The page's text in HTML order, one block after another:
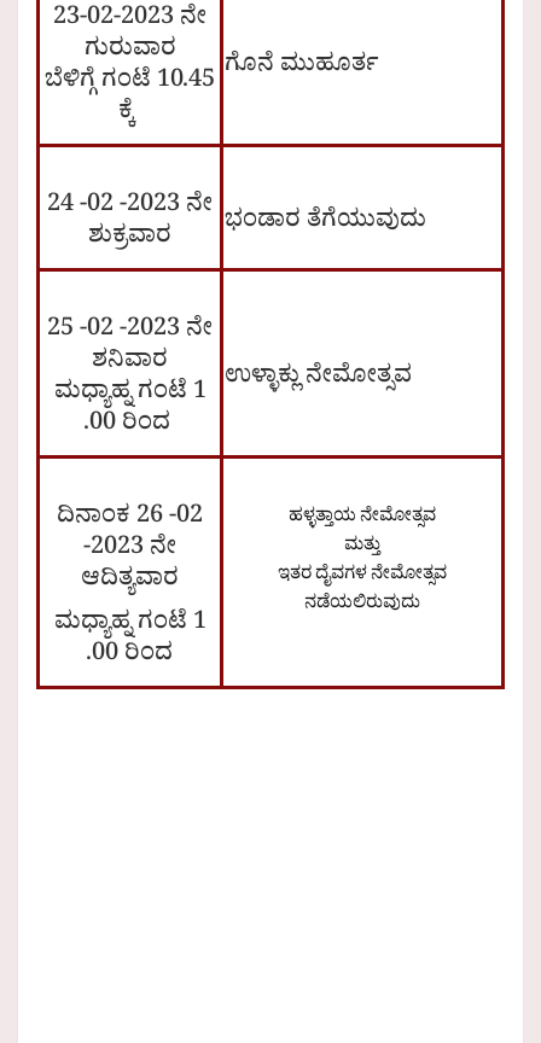
23-02-2023 ನೇ
ಗುರುವಾರ
ಬೆಳಿಗ್ಗೆ ಗಂಟೆ 10.45
ಕ್ಕೆ
ಗೊನೆ ಮುಹೂರ್ತ
24 -02 -2023 ನೇ
ಶುಕ್ರವಾರ
ಭಂಡಾರ ತೆಗೆಯುವುದು
25 -02 -2023 ನೇ
ಶನಿವಾರ
ಮಧ್ಯಾಹ್ನ ಗಂಟೆ 1
.00 ರಿಂದ
ಉಳ್ಳಾಕ್ಲು ನೇಮೋತ್ಸವ
ದಿನಾಂಕ 26 -02
-2023 ನೇ
ಆದಿತ್ಯವಾರ
ಮಧ್ಯಾಹ್ನ ಗಂಟೆ 1
.00 ರಿಂದ
ಹಳ್ಳತ್ತಾಯ ನೇಮೋತ್ಸವ
ಮತ್ತು
ಇತರ ದೈವಗಳ ನೇಮೋತ್ಸವ
ನಡೆಯಲಿರುವುದು